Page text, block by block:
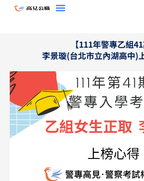
【111年警專乙組41
李景璇(台北市立內湖高中)